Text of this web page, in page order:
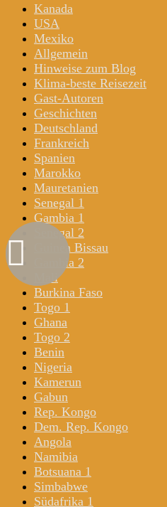
Kanada
USA
Mexiko
Allgemein
Hinweise zum Blog
Klima-beste Reisezeit
Gast-Autoren
Geschichten
Deutschland
Frankreich
Spanien
Marokko
Mauretanien
Senegal 1
Gambia 1
Senegal 2
Guinea Bissau
Gambia 2
Mali
Burkina Faso
Togo 1
Ghana
Togo 2
Benin
Nigeria
Kamerun
Gabun
Rep. Kongo
Dem. Rep. Kongo
Angola
Namibia
Botsuana 1
Simbabwe
Südafrika 1